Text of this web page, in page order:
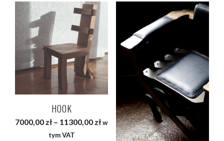
HOOK
7000,00 zł – 11300,00 złZakres
w
tym VAT